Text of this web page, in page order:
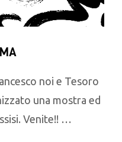
noi e Tesoro
una mostra ed
Venite!! …